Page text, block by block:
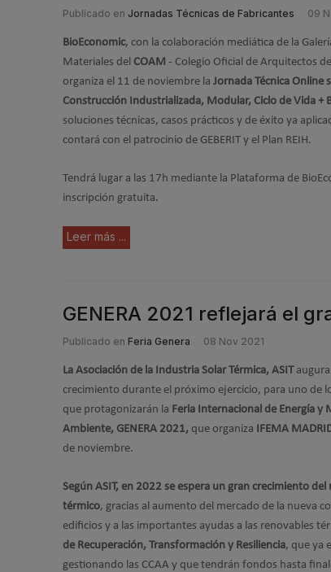
Publicado en Jornadas Técnicas de Fabricantes 09
BioEconomic, con la colaboración mediática de la
Materiales del COAM - Colegio Oficial de Arquitectos
organiza el 11 de noviembre la Jornada Técnica Online
Construcción Industrializada, Modular, Ciclo de Vida +
soluciones técnicas, casos prácticos y de éxito ya
contará con el patrocinio de GEBERIT y el Plan REIH.
Tendrá lugar a las 17h mediante la Plataforma de
inscripción gratuita.
Leer más ...
GENERA 2021 reflejará el
Publicado en Feria Genera 08 Nov 2021
La Asociación de la Industria Solar Térmica, ASITaugura
crecimiento durante el próximo ejercicio, para uno de
que protagonizarán la Feria Internacional de Energía y
Ambiente, GENERA 2021, que organiza IFEMA
de noviembre.
Según ASIT, en 2022 se espera un gran crecimiento del
térmico, gracias al aumento del mercado de la nueva
edificios y a las importantes ayudas a las renovables
de Recuperación, Transformación y Resiliencia, que ya
gestionando las CCAA y que tendrán fondos hasta